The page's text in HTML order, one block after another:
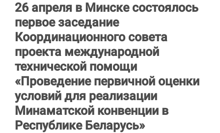
26 апреля в Минске состоялось
первое заседание
Координационного совета
проекта международной
технической помощи
«Проведение первичной оценки
условий для реализации
Минаматской конвенции в
Республике Беларусь»